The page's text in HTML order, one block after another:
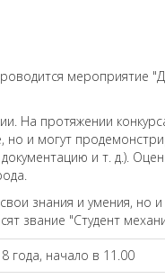
мероприятие
На протяжении
и могут
и т. д.).
знания и умения, но
звание "Студент
года, начало в 11.00